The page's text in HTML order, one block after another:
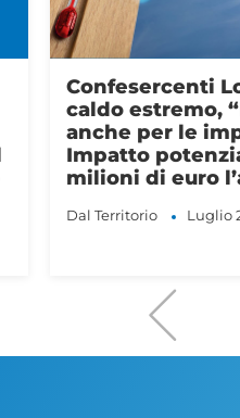
Confesercenti
elettiva, chiude
nazionale Nico
Dal TerritorioFiba